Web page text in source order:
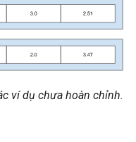
ví dụ chưa hoàn chỉnh.